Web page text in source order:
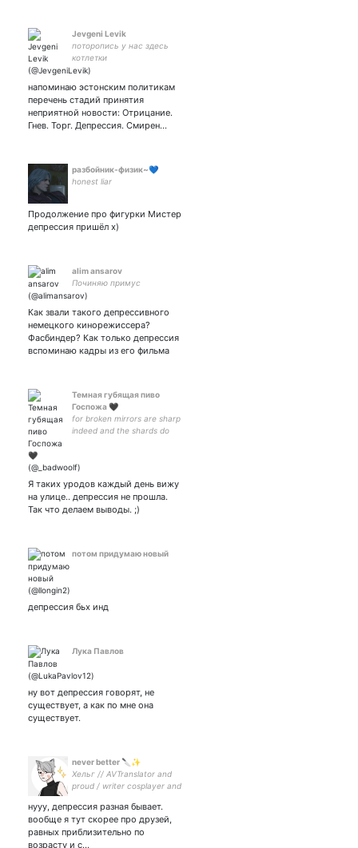
Jevgeni Levik
поторопись у нас здесь
котлетки
напоминаю эстонским политикам
перечень стадий принятия
неприятной новости: Отрицание.
Гнев. Торг. Депрессия. Смирен…
разбойник-физик~💙
honest liar
Продолжение про фигурки Мистер
депрессия пришёл х)
alim ansarov
Починяю примус
Как звали такого депрессивного
немецкого кинорежиссера?
Фасбиндер? Как только депрессия
вспоминаю кадры из его фильма
Темная губящая пиво
Госпожа 🖤
for broken mirrors are sharp
indeed and the shards do
Я таких уродов каждый день вижу
на улице.. депрессия не прошла.
Так что делаем выводы. ;)
потом придумаю новый
депрессия бьх инд
Лука Павлов
ну вот депрессия говорят, не
существует, а как по мне она
существует.
never better 🔪✨
Хельг // AVTranslator and
proud / writer cosplayer and
#actuallyautistic // ретвичу,
ору, пощу кота,
амбассадор ночного
шитпостинга
нууу, депрессия разная бывает.
вообще я тут скорее про друзей,
равных приблизительно по
возрасту и с…